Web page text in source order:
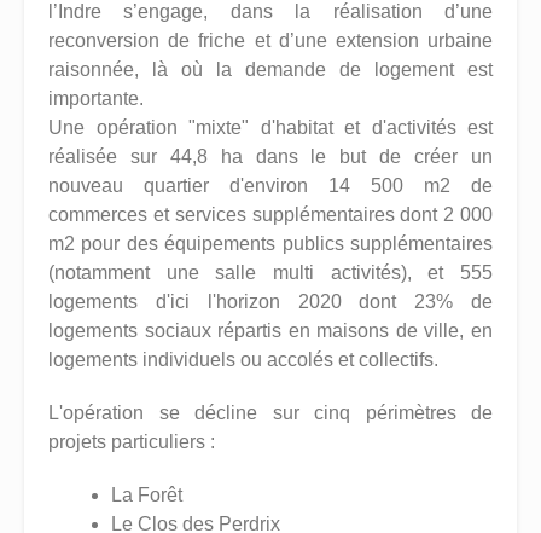
l’Indre s’engage, dans la réalisation d’une
reconversion de friche et d’une extension urbaine
raisonnée, là où la demande de logement est
importante.
Une opération "mixte" d'habitat et d'activités est
réalisée sur 44,8 ha dans le but de créer un
nouveau quartier d'environ 14 500 m2 de
commerces et services supplémentaires dont 2 000
m2 pour des équipements publics supplémentaires
(notamment une salle multi activités), et 555
logements d'ici l'horizon 2020 dont 23% de
logements sociaux répartis en maisons de ville, en
logements individuels ou accolés et collectifs.
L'opération se décline sur cinq périmètres de
projets particuliers :
La Forêt
Le Clos des Perdrix